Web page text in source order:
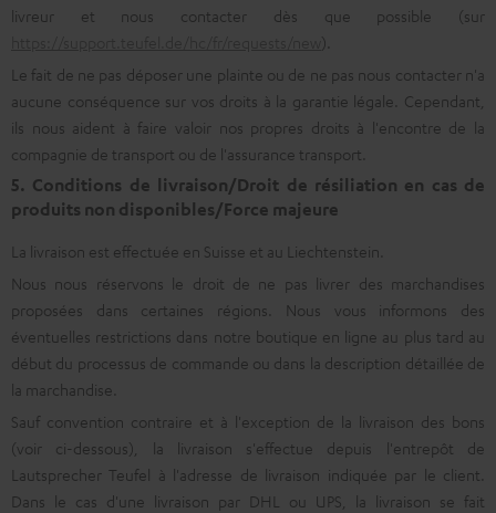
livreur et nous contacter dès que possible (sur
).
Le fait de ne pas déposer une plainte ou de ne pas nous contacter n'a
aucune conséquence sur vos droits à la garantie légale. Cependant,
ils nous aident à faire valoir nos propres droits à l'encontre de la
compagnie de transport ou de l'assurance transport.
5. Conditions de livraison/Droit de résiliation en cas de
produits non disponibles/Force majeure
La livraison est effectuée en Suisse et au Liechtenstein.
Nous nous réservons le droit de ne pas livrer des marchandises
proposées dans certaines régions. Nous vous informons des
éventuelles restrictions dans notre boutique en ligne au plus tard au
début du processus de commande ou dans la description détaillée de
la marchandise.
Sauf convention contraire et à l'exception de la livraison des bons
(voir ci-dessous), la livraison s'effectue depuis l'entrepôt de
Lautsprecher Teufel à l'adresse de livraison indiquée par le client.
Dans le cas d'une livraison par DHL ou UPS, la livraison se fait